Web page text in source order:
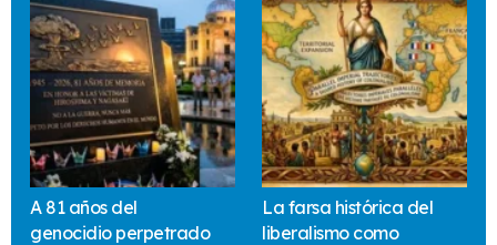
A 81 años del
genocidio perpetrado
La farsa histórica del
liberalismo como